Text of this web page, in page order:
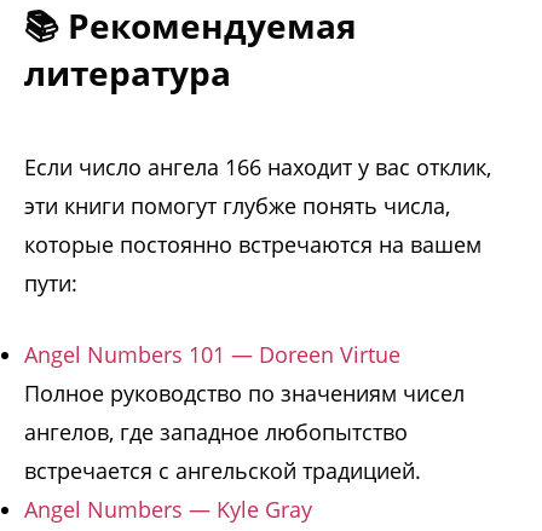
📚 Рекомендуемая
литература
Если число ангела 166 находит у вас отклик,
эти книги помогут глубже понять числа,
которые постоянно встречаются на вашем
пути:
Angel Numbers 101 — Doreen Virtue
Полное руководство по значениям чисел
ангелов, где западное любопытство
встречается с ангельской традицией.
Angel Numbers — Kyle Gray